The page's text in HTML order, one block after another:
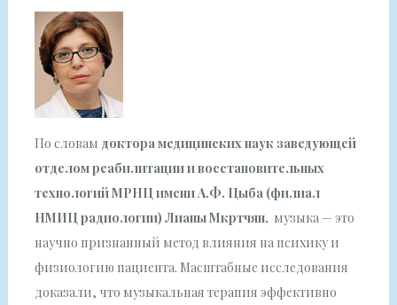
По словам доктора медицинских наук заведующей
отделом реабилитации и восстановительных
технологий МРНЦ имени А.Ф. Цыба (филиал
НМИЦ радиологии) Лианы Мкртчян, музыка — это
научно признанный метод влияния на психику и
физиологию пациента. Масштабные исследования
доказали, что музыкальная терапия эффективно